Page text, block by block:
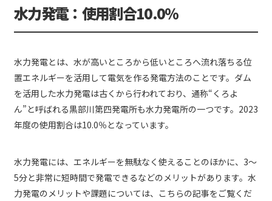
水力発電：使用割合10.0％
水力発電とは、水が高いところから低いところへ流れ落ちる位
置エネルギーを活用して電気を作る発電方法のことです。ダム
を活用した水力発電は古くから行われており、通称“くろよ
ん”と呼ばれる黒部川第四発電所も水力発電所の一つです。2023
年度の使用割合は10.0％となっています。
水力発電には、エネルギーを無駄なく使えることのほかに、3〜
5分と非常に短時間で発電できるなどのメリットがあります。水
力発電のメリットや課題については、こちらの記事をご覧くだ